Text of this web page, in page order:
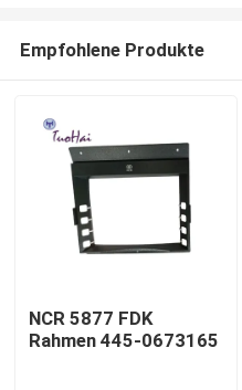
Empfohlene Produkte
NCR 5877 FDK
Rahmen 445-0673165